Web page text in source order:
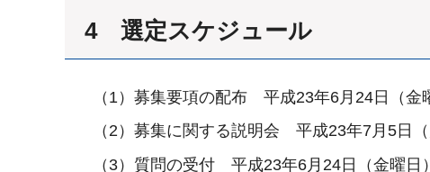
4 選定スケジュール
（1）募集要項の配布 平成23年6月24日（金
（2）募集に関する説明会 平成23年7月5日（
（3）質問の受付 平成23年6月24日（金曜日